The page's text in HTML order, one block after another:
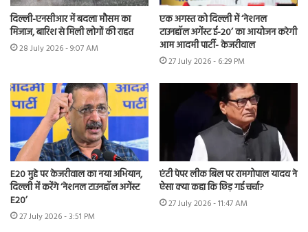
दिल्ली-एनसीआर में बदला मौसम का
मिजाज, बारिश से मिली लोगों की राहत
28 July 2026 - 9:07 AM
एक अगस्त को दिल्ली में ‘नेशनल
टाउनहॉल अगेंस्ट ई-20’ का आयोजन करेगी
आम आदमी पार्टी- केजरीवाल
27 July 2026 - 6:29 PM
E20 मुद्दे पर केजरीवाल का नया अभियान,
दिल्ली में करेंगे ‘नेशनल टाउनहॉल अगेंस्ट
E20’
27 July 2026 - 3:51 PM
एंटी पेपर लीक बिल पर रामगोपाल यादव ने
ऐसा क्या कहा कि छिड़ गई चर्चा?
27 July 2026 - 11:47 AM